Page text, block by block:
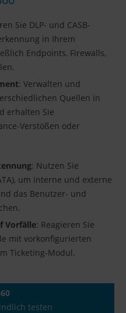
Sie DLP- und CASB-
in Ihrem
Endpoints, Firewalls,
: Verwalten und
Quellen in
erhalten Sie
Verstößen oder
: Nutzen Sie
um interne und externe
das Benutzer- und
Vorfälle: Reagieren Sie
mit vorkonfigurierten
Ticketing-Modul.
testen